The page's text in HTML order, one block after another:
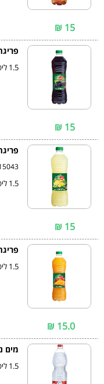
15 ₪
1.5 ליטר
15 ₪
1.5 ליטר
15 ₪
1.5 ליטר
15.0 ₪
מים
1.5 ליטר